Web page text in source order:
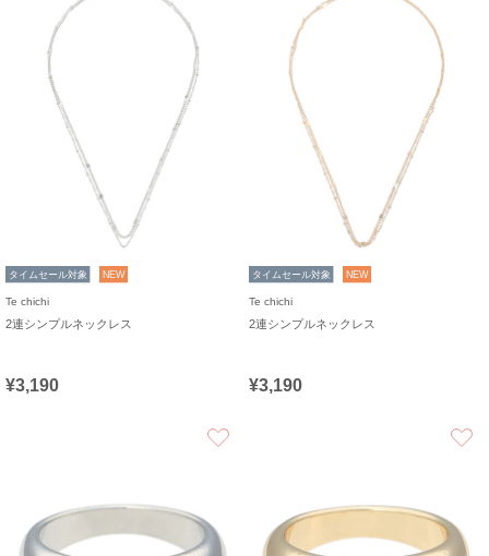
タイムセール対象 NEW
Te chichi
2連シンプルネックレス
¥3,190
タイムセール対象 NEW
Te chichi
2連シンプルネックレス
¥3,190